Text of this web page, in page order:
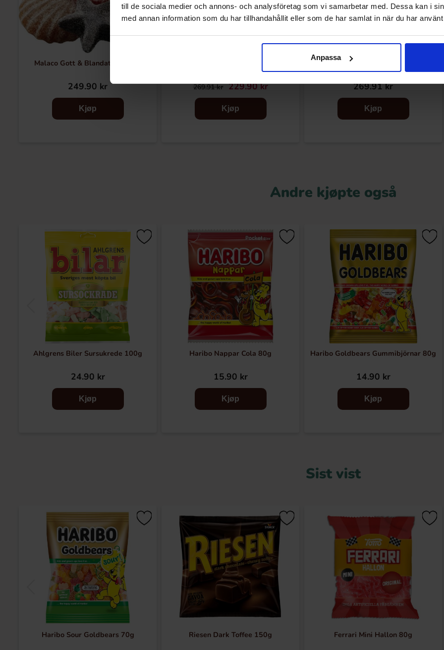
till de sociala medier och annons- och analysföretag som vi samarbetar med. Dessa kan i
med annan information som du har tillhandahållit eller som de har samlat in när du har
Anpassa
Malaco Gott & Blandat Salt 2kg
249.90 kr
Kjøp
269.91 kr 229.90 kr
Kjøp
Malaco Djungelvrål 2kg
269.91 kr
Kjøp
Andre kjøpte også
Ahlgrens Biler Sursukrede 100g
24.90 kr
Kjøp
Haribo Nappar Cola 80g
15.90 kr
Kjøp
Haribo Goldbears Gummibjörnar 80g
14.90 kr
Kjøp
Sist vist
Haribo Sour Goldbears 70g Riesen Dark Toffee 150g Ferrari Mini Hallon 80g